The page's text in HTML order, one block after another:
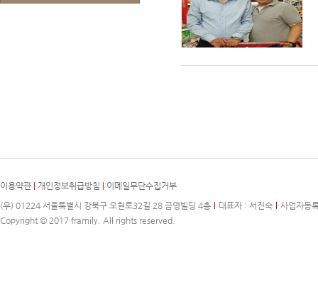
이용약관 개인정보취급방침
이메일무단수집거부
(우) 01224 서울특별시 강북구 오현로32길 28 금영빌딩 4층
대표자 : 서진숙
사업자등
Copyright © 2017 framily. All rights reserved.